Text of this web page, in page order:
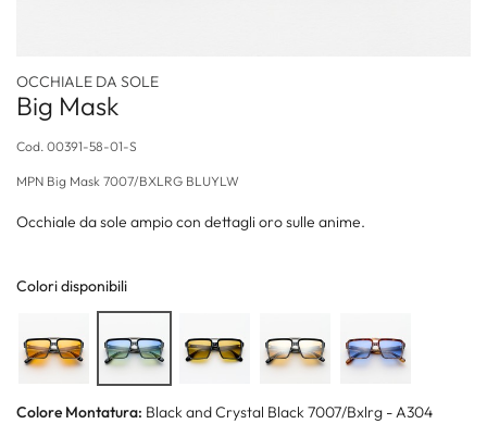
OCCHIALE DA SOLE
Big Mask
Cod. 00391-58-01-S
MPN Big Mask 7007/BXLRG BLUYLW
Occhiale da sole ampio con dettagli oro sulle anime.
Colori disponibili
Colore Montatura: Black and Crystal Black 7007/Bxlrg - A304